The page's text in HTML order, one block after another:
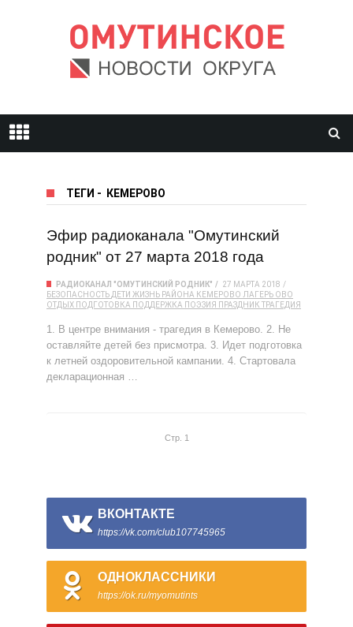
ТЕГИ - КЕМЕРОВО
Эфир радиоканала "Омутинский
родник" от 27 марта 2018 года
РАДИОКАНАЛ "ОМУТИНСКИЙ РОДНИК"
27 МАРТА 2018
БЕЗОПАСНОСТЬ ДЕТИ ЖИЗНЬ РАЙОНА КЕМЕРОВО ЛАГЕРЬ ОВО
ОТДЫХ ПОДГОТОВКА ПОДДЕРЖКА ПОЭЗИЯ ПРАЗДНИК ТРАГЕДИЯ
1. В центре внимания - трагедия в Кемерово. 2. Не
оставляйте детей без присмотра. 3. Идет подготовка
к летней оздоровительной кампании. 4. Стартовала
декларационная …
Стр. 1
ВКОНТАКТЕ
https://vk.com/club107745965
ОДНОКЛАССНИКИ
https://ok.ru/myomutints